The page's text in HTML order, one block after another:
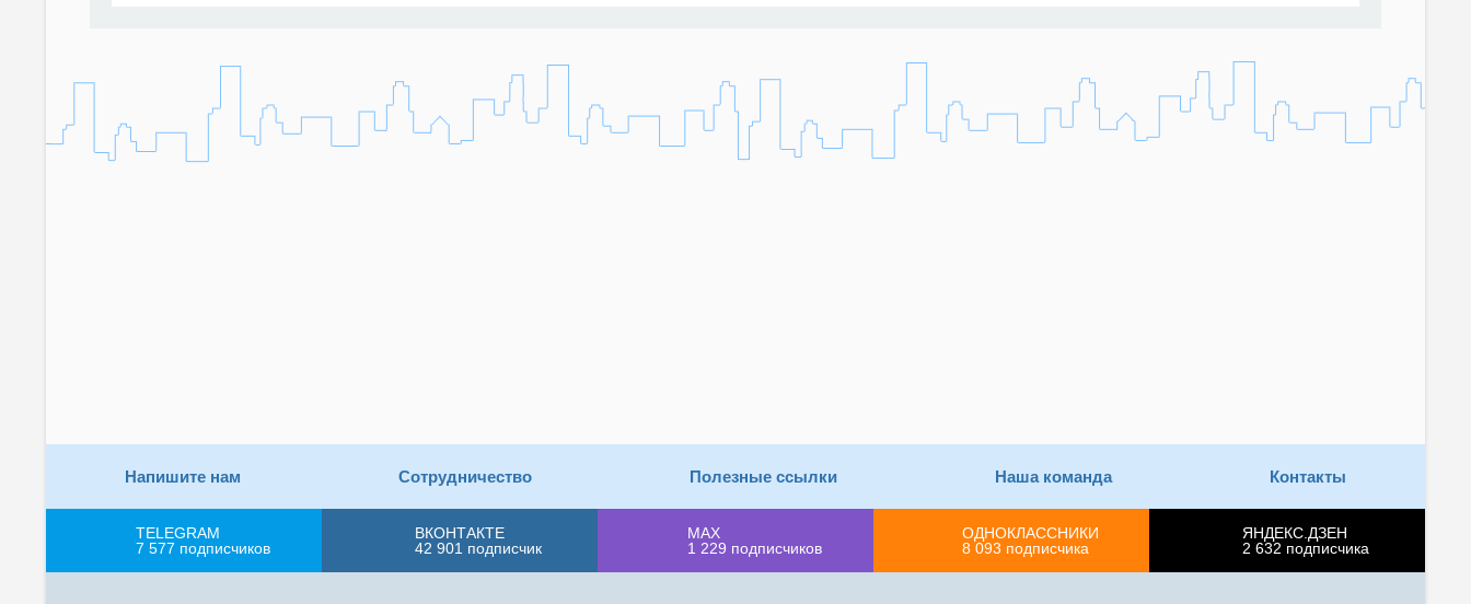
Напишите нам Сотрудничество Полезные ссылки Наша команда Контакты
TELEGRAM
7 577 подписчиков
ВКОНТАКТЕ
42 901 подписчик
MAX
1 229 подписчиков
ОДНОКЛАССНИКИ
8 093 подписчика
ЯНДЕКС.ДЗЕН
2 632 подписчика